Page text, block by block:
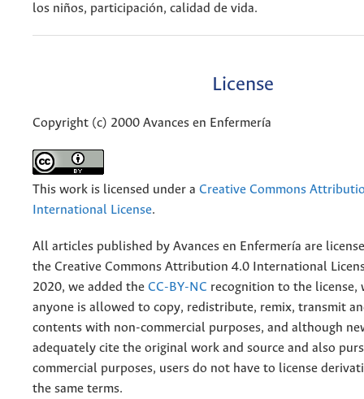
los niños, participación, calidad de vida.
License
Copyright (c) 2000 Avances en Enfermería
This work is licensed under a Creative Commons
International License.
All articles published by Avances en Enfermería are
the Creative Commons Attribution 4.0 International
2020, we added the CC-BY-NC recognition to the license,
anyone is allowed to copy, redistribute, remix, transmit
contents with non-commercial purposes, and although
adequately cite the original work and source and also
commercial purposes, users do not have to license
the same terms.